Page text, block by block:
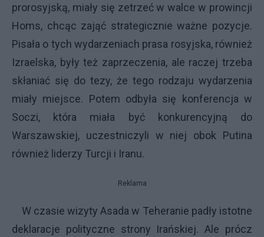
prorosyjską, miały się zetrzeć w walce w prowincji
Homs, chcąc zająć strategicznie ważne pozycje.
Pisała o tych wydarzeniach prasa rosyjska, również
Izraelska, były też zaprzeczenia, ale raczej trzeba
skłaniać się do tezy, że tego rodzaju wydarzenia
miały miejsce. Potem odbyła się konferencja w
Soczi, która miała być konkurencyjną do
Warszawskiej, uczestniczyli w niej obok Putina
również liderzy Turcji i Iranu.
Reklama
W czasie wizyty Asada w Teheranie padły istotne
deklaracje polityczne strony Irańskiej. Ale prócz